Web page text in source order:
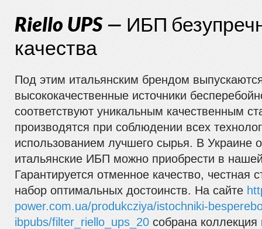
Riello UPS — ИБП
качества
Под этим итальянским брендом
высококачественные источники
соответствуют уникальным качественным
производятся при соблюдении всех
использованием лучшего сырья. В Украине
итальянские ИБП можно приобрести в
Гарантируется отменное качество, честная
набор оптимальных достоинств. На сайте
power.com.ua/produkcziya/istochniki-
ibpubs/filter_riello_ups_20 собрана коллекция